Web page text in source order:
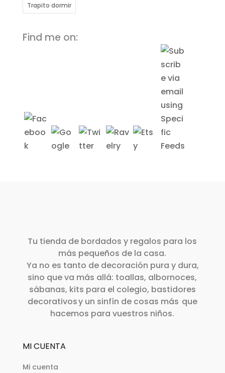
Trapito dormir
Find me on:
Tu tienda de bordados y regalos para los
más pequeños de la casa.
Ya no es tanto de decoración pura y dura,
sino que va más allá: toallas, albornoces,
sábanas, kits para el colegio, bastidores
decorativos y un sinfín de cosas más que
hacemos para vuestros niños.
MI CUENTA
Mi cuenta